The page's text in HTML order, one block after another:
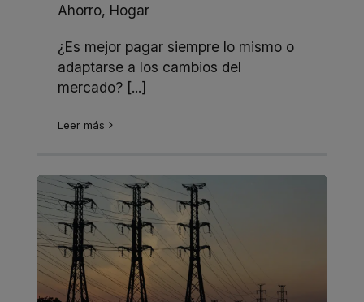
Ahorro, Hogar
¿Es mejor pagar siempre lo mismo o
adaptarse a los cambios del
mercado? [...]
Leer más